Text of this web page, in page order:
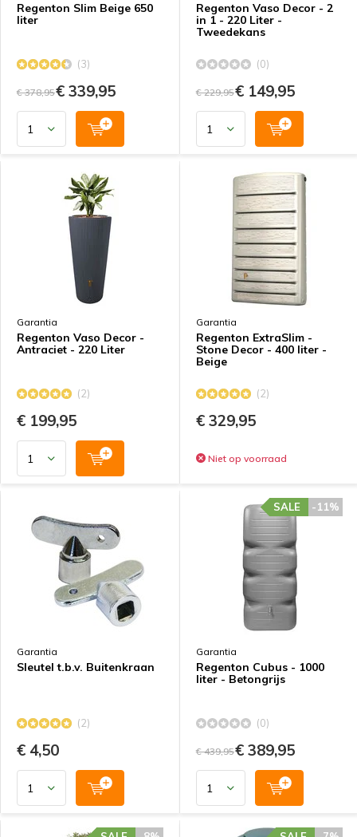
Regenton Slim Beige 650
liter
(3)
€ 378,95€ 339,95
Regenton Vaso Decor - 2
in 1 - 220 Liter -
Tweedekans
(0)
€ 229,95€ 149,95
Garantia
Regenton Vaso Decor -
Antraciet - 220 Liter
(2)
€ 199,95
Garantia
Regenton ExtraSlim -
Stone Decor - 400 liter -
Beige
(2)
€ 329,95
Niet op voorraad
Garantia
Sleutel t.b.v. Buitenkraan
(2)
€ 4,50
Garantia
Regenton Cubus - 1000
liter - Betongrijs
-11%
SALE
(0)
€ 439,95€ 389,95